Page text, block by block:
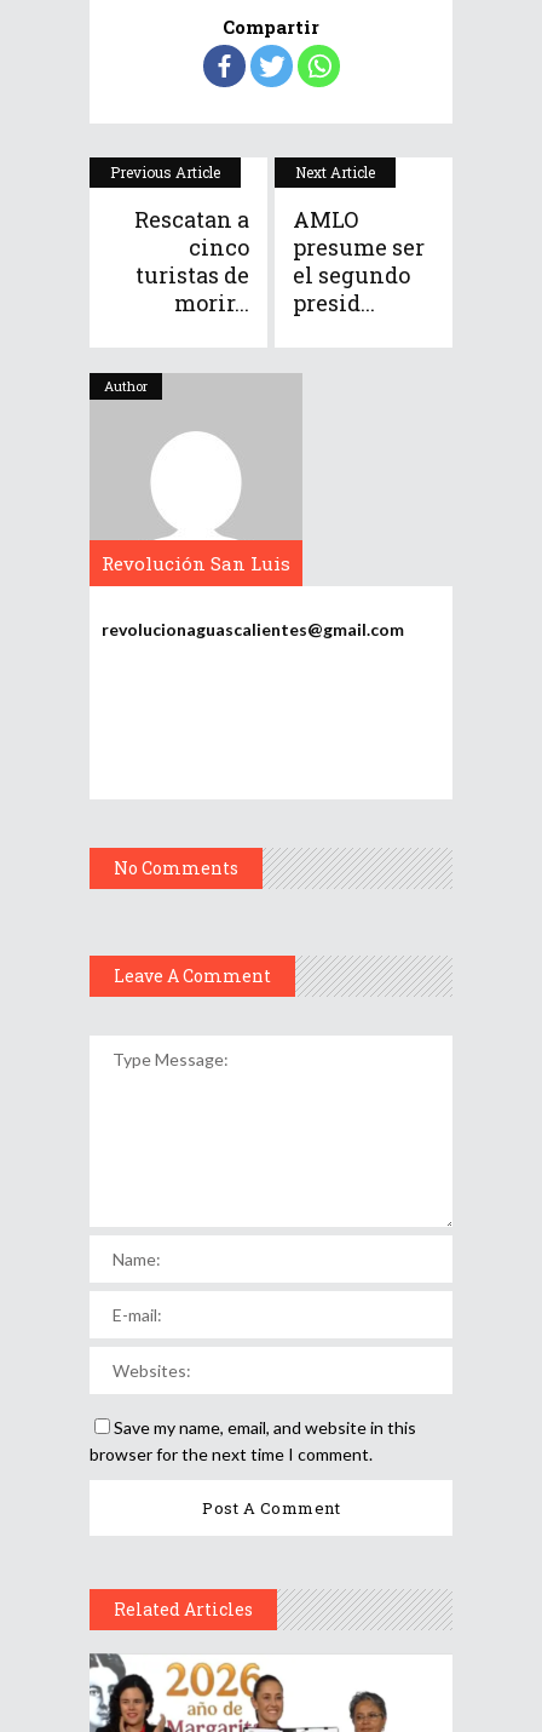
Compartir
Previous Article
Rescatan a
cinco
turistas de
morir...
Next Article
AMLO
presume ser
el segundo
presid...
Author
Revolución San Luis
revolucionaguascalientes@gmail.com
No Comments
Leave A Comment
Save my name, email, and website in this
browser for the next time I comment.
Related Articles